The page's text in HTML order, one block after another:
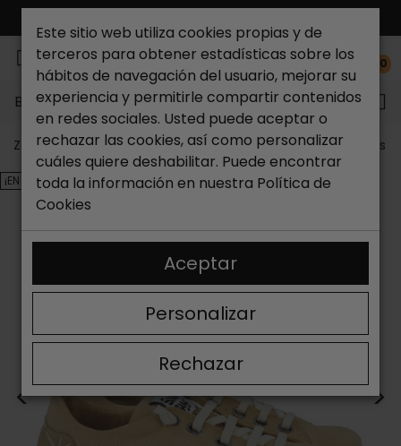
0
Buscar...
Zapateria Catchalot Outlet zapatos Outlet zapatos
¡EN OFERTA!
< >
Este sitio web utiliza cookies propias y de
terceros para obtener estadísticas sobre los
hábitos de navegación del usuario, mejorar su
experiencia y permitirle compartir contenidos
en redes sociales. Usted puede aceptar o
rechazar las cookies, así como personalizar
cuáles quiere deshabilitar. Puede encontrar
toda la información en nuestra Política de
Cookies
Rechazar
Personalizar
Aceptar